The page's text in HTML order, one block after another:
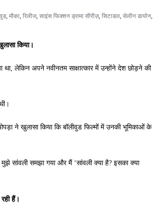
, मौका, रिलीज, साइंस फिक्शन ड्रामा सीरीज़, सिटाडल, सेलीन डायोन,
किया।
था, लेकिन अपने नवीनतम साक्षात्कार में उन्होंने देश छोड़ने की
ने खुलासा किया कि बॉलीवुड फिल्मों में उनकी भूमिकाओं के
सांवली समझा गया और मैं ‘सांवली क्या है? इसका क्या
हैं।